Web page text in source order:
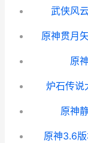
武侠风
原
炉石传说
原神
原神3.6